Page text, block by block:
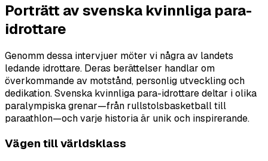
Porträtt av svenska kvinnliga para-
idrottare
Genomm dessa intervjuer möter vi några av landets
ledande idrottare. Deras berättelser handlar om
överkommande av motstånd, personlig utveckling och
dedikation. Svenska kvinnliga para-idrottare deltar i olika
paralympiska grenar—från rullstolsbasketball till
paraathlon—och varje historia är unik och inspirerande.
Vägen till världsklass